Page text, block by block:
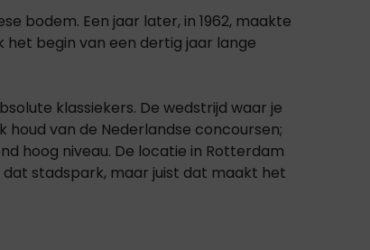
bodem. Een jaar later, in 1962, maakte
het begin van een dertig jaar lange
klassiekers. De wedstrijd waar je
houd van de Nederlandse concoursen;
hoog niveau. De locatie in Rotterdam
stadspark, maar juist dat maakt het